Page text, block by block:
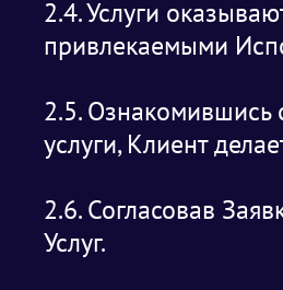
2.4. Услуги
привлекаемыми
2.5. Ознакомившись
услуги, Клиент
2.6. Согласовав
Услуг.